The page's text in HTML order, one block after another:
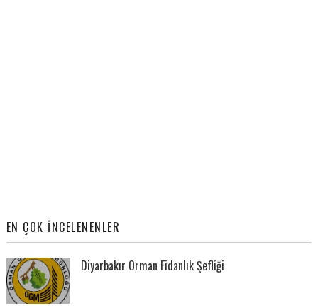
EN ÇOK İNCELENENLER
Diyarbakır Orman Fidanlık Şefliği